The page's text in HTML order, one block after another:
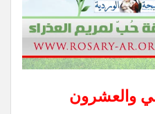
والعشرون